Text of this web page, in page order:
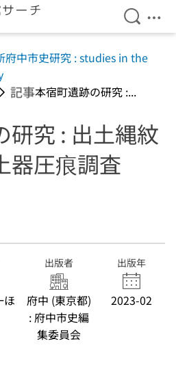
検索を
メ
府中市史研究 : studies in the
記事本宿町遺跡の研究 :...
研究 : 出土縄紋
器圧痕調査
ほ
出版者
府中 (東京都)
: 府中市史編
集委員会
出版年
2023-02